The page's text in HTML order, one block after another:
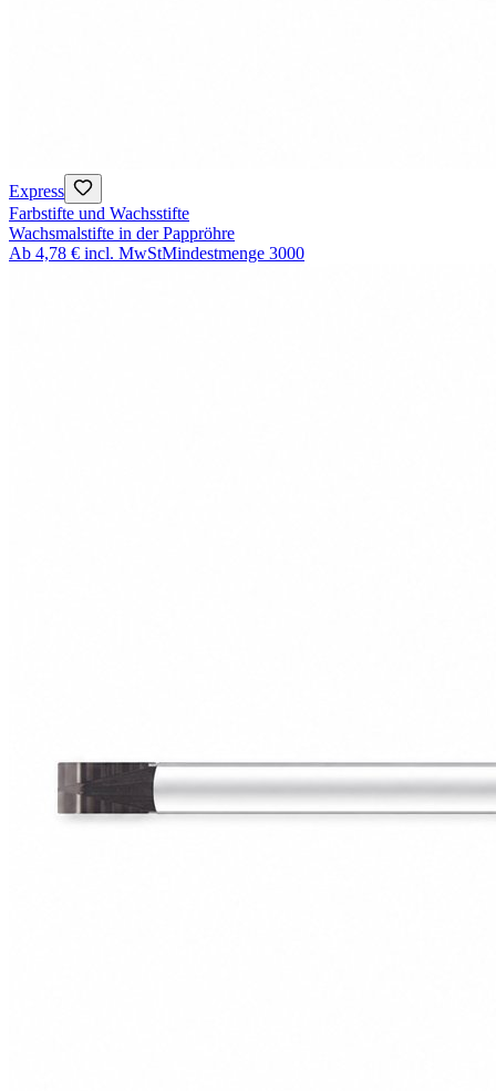
Express
Farbstifte und Wachsstifte
Wachsmalstifte in der Pappröhre
Ab 4,78 € incl. MwStMindestmenge 3000